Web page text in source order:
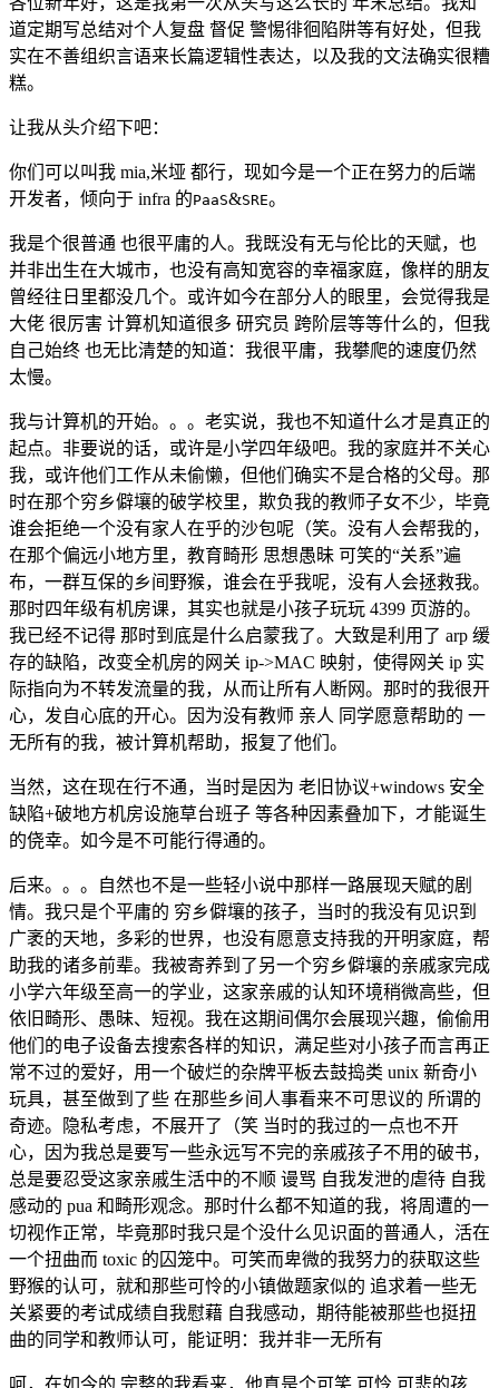
道定期写总结对个人复盘 督促 警惕徘徊陷阱等有好处，但我
实在不善组织言语来长篇逻辑性表达，以及我的文法确实很糟
糕。
让我从头介绍下吧：
你们可以叫我 mia,米垭 都行，现如今是一个正在努力的后端
开发者，倾向于 infra 的PaaS&SRE。
我是个很普通 也很平庸的人。我既没有无与伦比的天赋，也
并非出生在大城市，也没有高知宽容的幸福家庭，像样的朋友
曾经往日里都没几个。或许如今在部分人的眼里，会觉得我是
大佬 很厉害 计算机知道很多 研究员 跨阶层等等什么的，但我
自己始终 也无比清楚的知道：我很平庸，我攀爬的速度仍然
太慢。
我与计算机的开始。。。老实说，我也不知道什么才是真正的
起点。非要说的话，或许是小学四年级吧。我的家庭并不关心
我，或许他们工作从未偷懒，但他们确实不是合格的父母。那
时在那个穷乡僻壤的破学校里，欺负我的教师子女不少，毕竟
谁会拒绝一个没有家人在乎的沙包呢（笑。没有人会帮我的，
在那个偏远小地方里，教育畸形 思想愚昧 可笑的“关系”遍
布，一群互保的乡间野猴，谁会在乎我呢，没有人会拯救我。
那时四年级有机房课，其实也就是小孩子玩玩 4399 页游的。
我已经不记得 那时到底是什么启蒙我了。大致是利用了 arp 缓
存的缺陷，改变全机房的网关 ip->MAC 映射，使得网关 ip 实
际指向为不转发流量的我，从而让所有人断网。那时的我很开
心，发自心底的开心。因为没有教师 亲人 同学愿意帮助的 一
无所有的我，被计算机帮助，报复了他们。
当然，这在现在行不通，当时是因为 老旧协议+windows 安全
缺陷+破地方机房设施草台班子 等各种因素叠加下，才能诞生
的侥幸。如今是不可能行得通的。
后来。。。自然也不是一些轻小说中那样一路展现天赋的剧
情。我只是个平庸的 穷乡僻壤的孩子，当时的我没有见识到
广袤的天地，多彩的世界，也没有愿意支持我的开明家庭，帮
助我的诸多前辈。我被寄养到了另一个穷乡僻壤的亲戚家完成
小学六年级至高一的学业，这家亲戚的认知环境稍微高些，但
依旧畸形、愚昧、短视。我在这期间偶尔会展现兴趣，偷偷用
他们的电子设备去搜索各样的知识，满足些对小孩子而言再正
常不过的爱好，用一个破烂的杂牌平板去鼓捣类 unix 新奇小
玩具，甚至做到了些 在那些乡间人事看来不可思议的 所谓的
奇迹。隐私考虑，不展开了（笑 当时的我过的一点也不开
心，因为我总是要写一些永远写不完的亲戚孩子不用的破书，
总是要忍受这家亲戚生活中的不顺 谩骂 自我发泄的虐待 自我
感动的 pua 和畸形观念。那时什么都不知道的我，将周遭的一
切视作正常，毕竟那时我只是个没什么见识面的普通人，活在
一个扭曲而 toxic 的囚笼中。可笑而卑微的我努力的获取这些
野猴的认可，就和那些可怜的小镇做题家似的 追求着一些无
关紧要的考试成绩自我慰藉 自我感动，期待能被那些也挺扭
曲的同学和教师认可，能证明：我并非一无所有